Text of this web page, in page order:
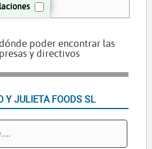
poder encontrar las
y directivos
Y JULIETA FOODS SL